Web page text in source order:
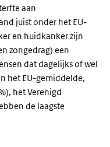
aan
juist onder het EU-
en huidkanker zijn
zongedrag) een
dat dagelijks of wel
het EU-gemiddelde,
het Verenigd
de laagste